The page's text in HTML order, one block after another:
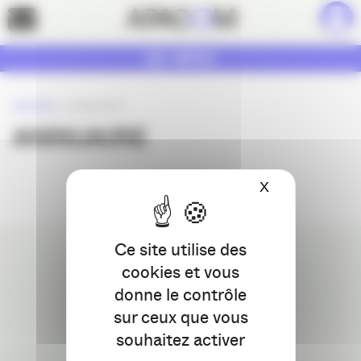
Contact
ANNUAIRE
24 Cours de l'Intendance,
33000 Bordeaux
Téléphone : 09 77 93 40 32
contact@apacom.fr
Panneau de gestion des cookies
Ce site utilise des
cookies et vous
donne le contrôle
sur ceux que vous
souhaitez activer
XMasquer le